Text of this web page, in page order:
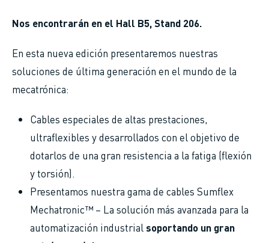
Nos encontrarán en el Hall B5, Stand 206.
En esta nueva edición presentaremos nuestras
soluciones de última generación en el mundo de la
mecatrónica:
Cables especiales de altas prestaciones,
ultraflexibles y desarrollados con el objetivo de
dotarlos de una gran resistencia a la fatiga (flexión
y torsión).
Presentamos nuestra gama de cables Sumflex
Mechatronic™ – La solución más avanzada para la
automatización industrialsoportando un gran